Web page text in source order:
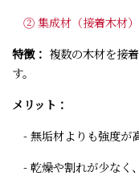
② 集成材（接着木材）
特徴： 複数の木材を接
す。
メリット：
- 無垢材よりも強度が
- 乾燥や割れが少なく